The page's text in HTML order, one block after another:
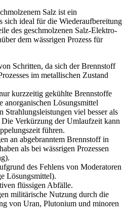
Salz ist ein
sich ideal für die Wiederaufbereitung
des geschmolzenen Salz-Elektro-
dem wässrigen Prozess für
Schritten, da sich der Brennstoff
im metallischen Zustand
kurzzeitig gekühlte Brennstoffe
anorganischen Lösungsmittel
Strahlungsleistungen viel besser als
Die Verkürzung der Umlaufzeit kann
führen.
an abgebranntem Brennstoff in
als bei wässrigen Prozessen
des Fehlens von Moderatoren
Lösungsmittel).
flüssigen Abfälle.
militärische Nutzung durch die
von Uran, Plutonium und minoren